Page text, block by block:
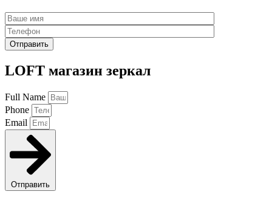
LOFT магазин зеркал
Full Name
Phone
Email
Отправить